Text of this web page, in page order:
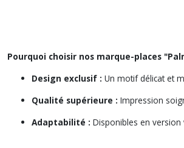
Pourquoi choisir nos marque-places
Design exclusif : Un motif délicat et
Qualité supérieure : Impression
Adaptabilité : Disponibles en